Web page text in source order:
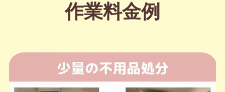
作業料金例